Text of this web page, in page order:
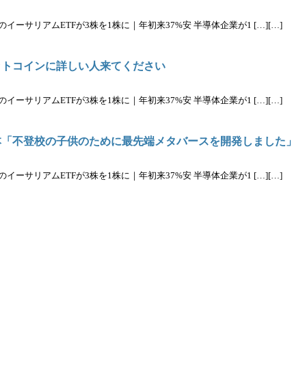
イーサリアムETFが3株を1株に｜年初来37%安 半導体企業が1 […][…]
トコインに詳しい人来てください
イーサリアムETFが3株を1株に｜年初来37%安 半導体企業が1 […][…]
「不登校の子供のために最先端メタバースを開発しました」
イーサリアムETFが3株を1株に｜年初来37%安 半導体企業が1 […][…]